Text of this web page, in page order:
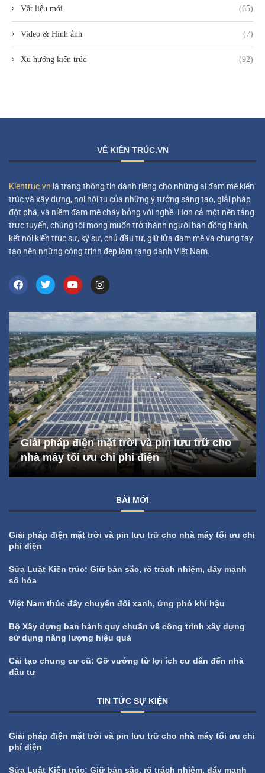
Vật liệu mới (65)
Video & Hình ảnh (7)
Xu hướng kiến trúc (92)
VỀ KIẾN TRÚC.VN
Kientruc.vn là trang thông tin dành riêng cho những ai đam mê kiến
trúc và xây dựng, nơi hội tụ của những ý tưởng sáng tạo, giải pháp
đột phá, và niềm đam mê cháy bỏng với nghề. Hơn cả một nền tảng
trực tuyến, chúng tôi mong muốn trở thành người bạn đồng hành,
kết nối kiến trúc sư, kỹ sư, chủ đầu tư, giữ lửa đam mê và chung tay
tạo nên những công trình đẹp làm rạng danh Việt Nam.
Giải pháp điện mặt trời và pin lưu trữ cho
nhà máy tối ưu chi phí điện
BÀI MỚI
Giải pháp điện mặt trời và pin lưu trữ cho nhà máy tối ưu chi
phí điện
Sửa Luật Kiến trúc: Giữ bản sắc, rõ trách nhiệm, đẩy mạnh
số hóa
Việt Nam thúc đẩy chuyển đổi xanh, ứng phó khí hậu
Bộ Xây dựng ban hành quy chuẩn về công trình xây dựng
sử dụng năng lượng hiệu quả
Cải tạo chung cư cũ: Gỡ vướng từ lợi ích cư dân đến nhà
đầu tư
TIN TỨC SỰ KIỆN
Giải pháp điện mặt trời và pin lưu trữ cho nhà máy tối ưu chi
phí điện
Sửa Luật Kiến trúc: Giữ bản sắc, rõ trách nhiệm, đẩy mạnh